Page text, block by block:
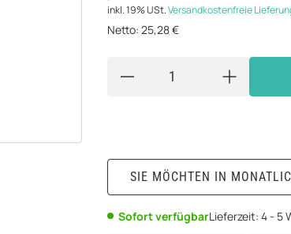
inkl. 19% USt.Versandkostenfreie
Netto: 25,28€
SIE MÖCHTEN IN
Sofort verfügbarLieferzeit: 4 - 5